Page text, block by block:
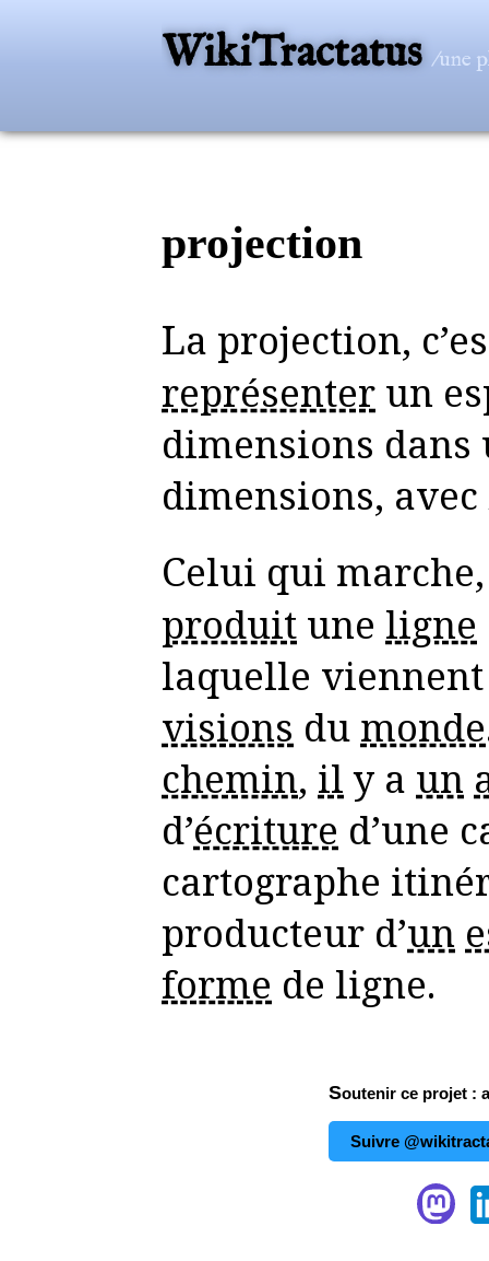
WikiTractatus /une
projection
La projection,
représenter un
dimensions dans
dimensions, avec
Celui qui
produit une ligne
laquelle
visions du monde
chemin, ily a un
d’écriture d’une
cartographe
producteur d’un
forme de ligne.
Soutenir ce projet :
Suivre